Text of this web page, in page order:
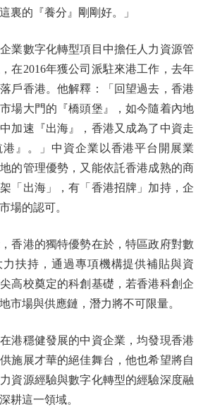
裏的『養分』剛剛好。」
數字化轉型項目中擔任人力資源管
在2016年獲公司派駐來港工作，去年
戶香港。他解釋：「回望過去，香港
場大門的『橋頭堡』，如今隨着內地
加速『出海』，香港又成為了中資走
港』。」中資企業以香港平台開展業
的管理優勢，又能依託香港成熟的商
「出海」，有「香港招牌」加持，企
場的認可。
港的獨特優勢在於，特區政府對數
扶持，通過專項機構提供補貼與資
高校奠定的科創基礎，若香港科創企
市場與供應鏈，潛力將不可限量。
穩健發展的中資企業，均發現香港
施展才華的絕佳舞台，他也希望將自
資源經驗與數字化轉型的經驗深度融
耕這一領域。